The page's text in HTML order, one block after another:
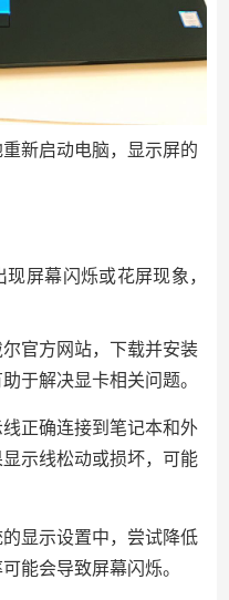
新启动电脑，显示屏的
屏幕闪烁或花屏现象，
官方网站，下载并安装
于解决显卡相关问题。
正确连接到笔记本和外
示线松动或损坏，可能
显示设置中，尝试降低
能会导致屏幕闪烁。